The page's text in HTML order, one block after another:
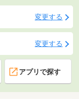
変更する
変更する
アプリで探す